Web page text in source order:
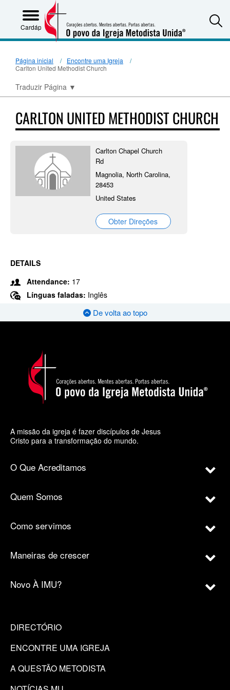
Cardápio
Página inicial
Encontre uma Igreja
Carlton United Methodist Church
Traduzir Página ▼
CARLTON UNITED METHODIST CHURCH
Carlton Chapel Church
Rd
Magnolia, North Carolina,
28453
United States
Obter Direções
DETAILS
Attendance: 17
Línguas faladas: Inglês
De volta ao topo
A missão da igreja é fazer discípulos de Jesus
Cristo para a transformação do mundo.
O Que Acreditamos
Quem Somos
Como servimos
Maneiras de crescer
Novo À IMU?
DIRECTÓRIO
ENCONTRE UMA IGREJA
A QUESTÃO METODISTA